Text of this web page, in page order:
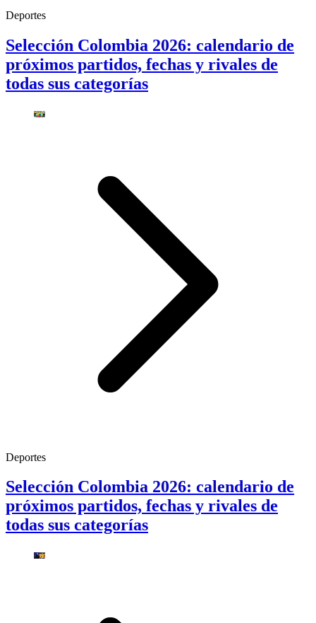
Deportes
Selección Colombia 2026: calendario de
próximos partidos, fechas y rivales de
todas sus categorías
Deportes
Selección Colombia 2026: calendario de
próximos partidos, fechas y rivales de
todas sus categorías